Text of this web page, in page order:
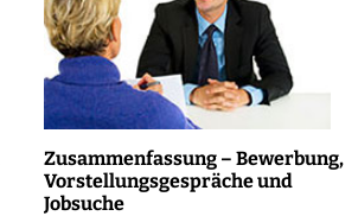
Zusammenfassung – Bewerbung,
Vorstellungsgespräche und
Jobsuche